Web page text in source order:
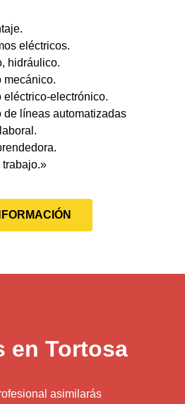
eléctricos.
hidráulico.
mecánico.
eléctrico-electrónico.
de líneas automatizadas
trabajo.»
en Tortosa
asimilarás